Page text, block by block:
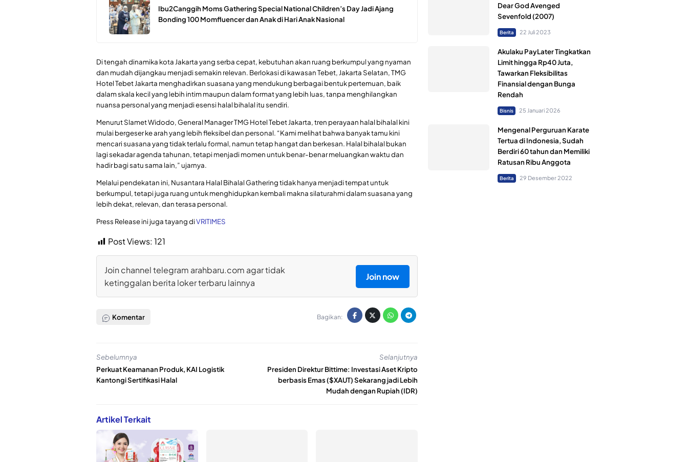
Ibu2Canggih Moms Gathering Special National Children’s Day Jadi Ajang
Bonding 100 Momfluencer dan Anak di Hari Anak Nasional
Di tengah dinamika kota Jakarta yang serba cepat, kebutuhan akan ruang berkumpul yang nyaman
dan mudah dijangkau menjadi semakin relevan. Berlokasi di kawasan Tebet, Jakarta Selatan, TMG
Hotel Tebet Jakarta menghadirkan suasana yang mendukung berbagai bentuk pertemuan, baik
dalam skala kecil yang lebih intim maupun dalam format yang lebih luas, tanpa menghilangkan
nuansa personal yang menjadi esensi halal bihalal itu sendiri.
Menurut Slamet Widodo, General Manager TMG Hotel Tebet Jakarta, tren perayaan halal bihalal kini
mulai bergeser ke arah yang lebih fleksibel dan personal. “Kami melihat bahwa banyak tamu kini
mencari suasana yang tidak terlalu formal, namun tetap hangat dan berkesan. Halal bihalal bukan
lagi sekadar agenda tahunan, tetapi menjadi momen untuk benar-benar meluangkan waktu dan
hadir bagi satu sama lain,” ujarnya.
Melalui pendekatan ini, Nusantara Halal Bihalal Gathering tidak hanya menjadi tempat untuk
berkumpul, tetapi juga ruang untuk menghidupkan kembali makna silaturahmi dalam suasana yang
lebih dekat, relevan, dan terasa personal.
Press Release ini juga tayang diVRITIMES
Post Views: 121
Join channel telegram arahbaru.com agar tidak
ketinggalan berita loker terbaru lainnya
Join now
Komentar Bagikan:
Sebelumnya
Perkuat Keamanan Produk, KAI Logistik
Kantongi Sertifikasi Halal
Selanjutnya
Presiden Direktur Bittime: Investasi Aset Kripto
berbasis Emas ($XAUT) Sekarang jadi Lebih
Mudah dengan Rupiah (IDR)
Artikel Terkait
Dear God Avenged
Sevenfold (2007)
Berita 22 Juli 2023
Akulaku PayLater Tingkatkan
Limit hingga Rp40 Juta,
Tawarkan Fleksibilitas
Finansial dengan Bunga
Rendah
Bisnis 25 Januari 2026
Mengenal Perguruan Karate
Tertua di Indonesia, Sudah
Berdiri 60 tahun dan Memiliki
Ratusan Ribu Anggota
Berita 29 Desember 2022